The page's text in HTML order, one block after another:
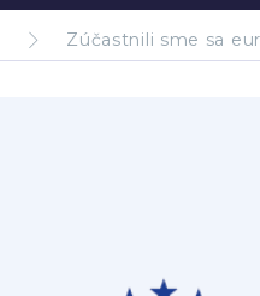
Zúčastnili sme sa